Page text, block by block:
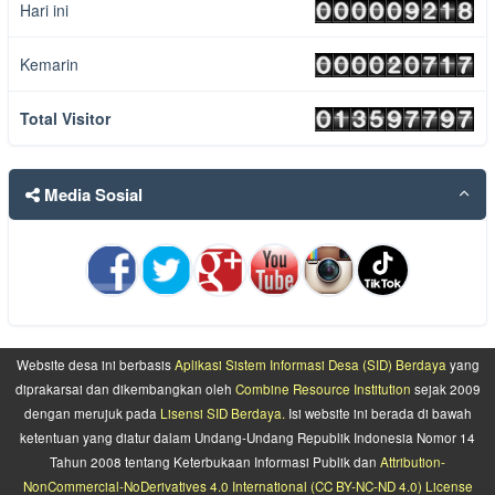
Hari ini
Kemarin
Total Visitor
Media Sosial
Website desa ini berbasisAplikasi Sistem Informasi Desa (SID) Berdaya yang
diprakarsai dan dikembangkan oleh Combine Resource Institution sejak 2009
dengan merujuk pada Lisensi SID Berdaya. Isi website ini berada di bawah
ketentuan yang diatur dalam Undang-Undang Republik Indonesia Nomor 14
Tahun 2008 tentang Keterbukaan Informasi Publik dan Attribution-
NonCommercial-NoDerivatives 4.0 International (CC BY-NC-ND 4.0) License